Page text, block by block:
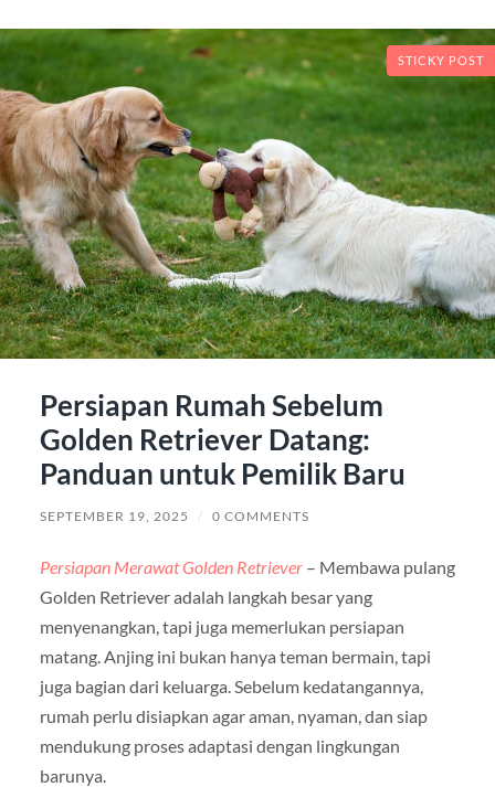
STICKY POST
Persiapan Rumah Sebelum
Golden Retriever Datang:
Panduan untuk Pemilik Baru
SEPTEMBER 19, 2025 / 0 COMMENTS
Persiapan Merawat Golden Retriever– Membawa pulang
Golden Retriever adalah langkah besar yang
menyenangkan, tapi juga memerlukan persiapan
matang. Anjing ini bukan hanya teman bermain, tapi
juga bagian dari keluarga. Sebelum kedatangannya,
rumah perlu disiapkan agar aman, nyaman, dan siap
mendukung proses adaptasi dengan lingkungan
barunya.